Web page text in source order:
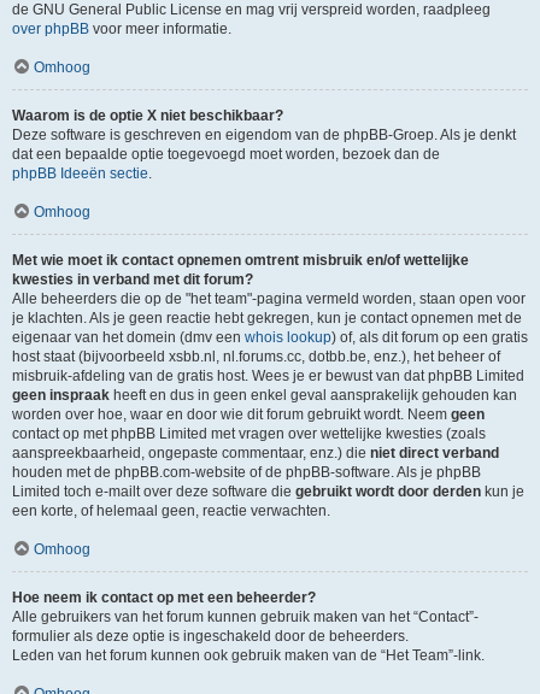
de GNU General Public License en mag vrij verspreid worden, raadpleeg
over phpBB voor meer informatie.
Omhoog
Waarom is de optie X niet beschikbaar?
Deze software is geschreven en eigendom van de phpBB-Groep. Als je denkt
dat een bepaalde optie toegevoegd moet worden, bezoek dan de
phpBB Ideeën sectie.
Omhoog
Met wie moet ik contact opnemen omtrent misbruik en/of wettelijke
kwesties in verband met dit forum?
Alle beheerders die op de "het team"-pagina vermeld worden, staan open voor
je klachten. Als je geen reactie hebt gekregen, kun je contact opnemen met de
eigenaar van het domein (dmv een whois lookup) of, als dit forum op een gratis
host staat (bijvoorbeeld xsbb.nl, nl.forums.cc, dotbb.be, enz.), het beheer of
misbruik-afdeling van de gratis host. Wees je er bewust van dat phpBB Limited
geen inspraak heeft en dus in geen enkel geval aansprakelijk gehouden kan
worden over hoe, waar en door wie dit forum gebruikt wordt. Neem geen
contact op met phpBB Limited met vragen over wettelijke kwesties (zoals
aanspreekbaarheid, ongepaste commentaar, enz.) die niet direct verband
houden met de phpBB.com-website of de phpBB-software. Als je phpBB
Limited toch e-mailt over deze software die gebruikt wordt door derden kun je
een korte, of helemaal geen, reactie verwachten.
Omhoog
Hoe neem ik contact op met een beheerder?
Alle gebruikers van het forum kunnen gebruik maken van het “Contact”-
formulier als deze optie is ingeschakeld door de beheerders.
Leden van het forum kunnen ook gebruik maken van de “Het Team”-link.